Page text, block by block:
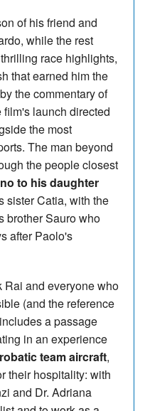
of his friend and
while the rest
race highlights,
that earned him the
the commentary of
launch directed
the most
The man beyond
the people closest
to his daughter
sister Catia, with the
brother Sauro who
after Paolo's
Rai and everyone who
(and the reference
a passage
in an experience
team aircraft,
their hospitality: with
and Dr. Adriana